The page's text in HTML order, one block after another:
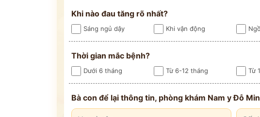
Khi nào đau tăng rõ nhất?
Sáng ngủ dậy Khi vận động
Thời gian mắc bệnh?
Dưới 6 tháng Từ 6-12 tháng Từ
Bà con để lại thông tin, phòng khám Nam y Đỗ
ĐĂNG KÝ TƯ
THĂM KHÁM